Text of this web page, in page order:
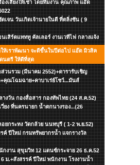
องเสียงให้เช่า โดยทีมงาน คุณภาพ แอ๊ด
ดเจน วันเกิดเจ้านายในดี ที่ตลิ่งชัน ( 9
เสิร์ตแทททู คัลเลอร์ งานเวทีไฟ กลางแจ้ง
ให้เราพัฒนา จะดีขึ้นในปีต่อไป แอ๊ด มิวสิค
นตรี ให้ดีที่สุด
ส่วนรวม (มีนาคม 2552)+ดารารับเชิญ
คุณโฉมฉาย+คาบาเร่ย์โชว์...มันส์
างวัน กองสื่อสาร กองทัพไทย (24 ส.ค.52)
วี่ยง ที่นครนายก น้ำตกนางรอง...(26
ยกระทง วัดกล้วย นนทบุรี ( 1-2 พ.ย.52)
รค์ ปีใหม่ กรมทรัพยากรน้ำ แจกรางวัล
กงาน สุขุมวิท 12 แดนซ์กระจาย 26 ธ.ค.52
ม.+สังสรรค์ ปีใหม่ พนักงาน โรงงานน้ำ